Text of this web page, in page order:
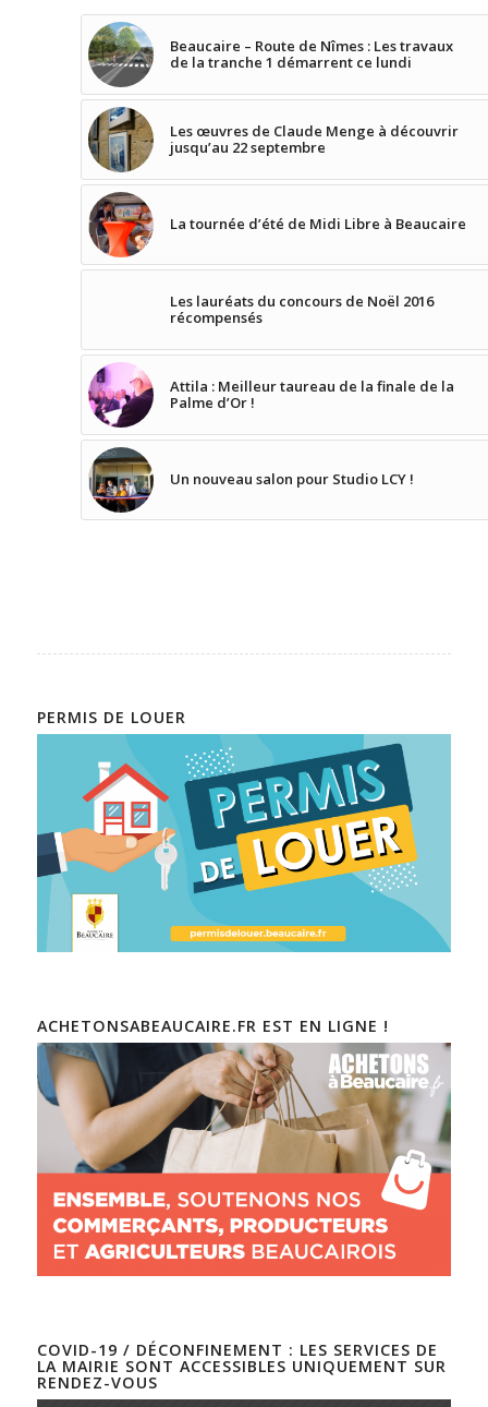
Beaucaire – Route de Nîmes : Les travaux
de la tranche 1 démarrent ce lundi
Les œuvres de Claude Menge à découvrir
jusqu’au 22 septembre
La tournée d’été de Midi Libre à Beaucaire
Les lauréats du concours de Noël 2016
récompensés
Attila : Meilleur taureau de la finale de la
Palme d’Or !
Un nouveau salon pour Studio LCY !
PERMIS DE LOUER
ACHETONSABEAUCAIRE.FR EST EN LIGNE !
COVID-19 / DÉCONFINEMENT : LES SERVICES DE
LA MAIRIE SONT ACCESSIBLES UNIQUEMENT SUR
RENDEZ-VOUS